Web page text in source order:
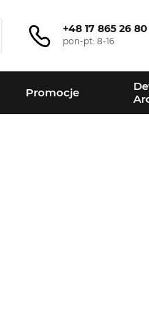
+48 17 865 26 80
pon-pt: 8-16
Promocje